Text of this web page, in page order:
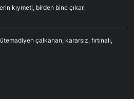
kıymeti, birden bine çıkar.
çalkanan, kararsız, fırtınalı,